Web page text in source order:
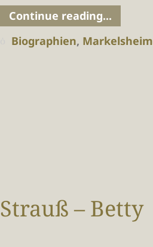
Continue reading...
Biographien, Markelsheim
Strauß – Betty